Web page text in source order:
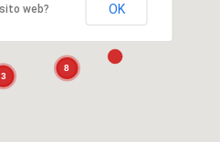
8
3
web? OK